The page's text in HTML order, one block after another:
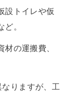
設トイレや仮
。
の運搬費、
りますが、工